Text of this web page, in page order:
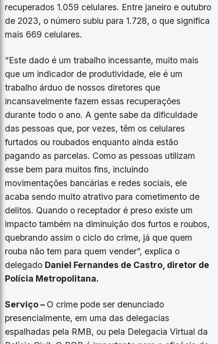
recuperados 1.059 celulares. Entre janeiro e outubro
de 2023, o número subiu para 1.728, o que significa
mais 669 celulares.
“Este dado é um trabalho incessante, muito mais
que um indicador de produtividade, ele é um
trabalho árduo de nossos diretores que
incansavelmente fazem essas recuperações
durante todo o ano. A gente sabe da dificuldade
das pessoas que, por vezes, têm os celulares
furtados ou roubados enquanto ainda estão
pagando as parcelas. Como as pessoas utilizam
esse bem para muitos fins, incluindo
movimentações bancárias e redes sociais, ele
acaba sendo muito atrativo para cometimento de
delitos. Quando o receptador é preso existe um
impacto também na diminuição dos furtos e roubos,
quebrando assim o ciclo do crime, já que quem
rouba não tem para quem vender”, explica o
delegado Daniel Fernandes de Castro, diretor de
Polícia Metropolitana.
Serviço – O crime pode ser denunciado
presencialmente, em uma das delegacias
espalhadas pela RMB, ou pela Delegacia Virtual da